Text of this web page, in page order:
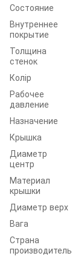
Состояние
Внутреннее
покрытие
Толщина
стенок
Колір
Рабочее
давление
Назначение
Крышка
Диаметр
центр
Материал
крышки
Диаметр верх
Вага
Страна
производитель